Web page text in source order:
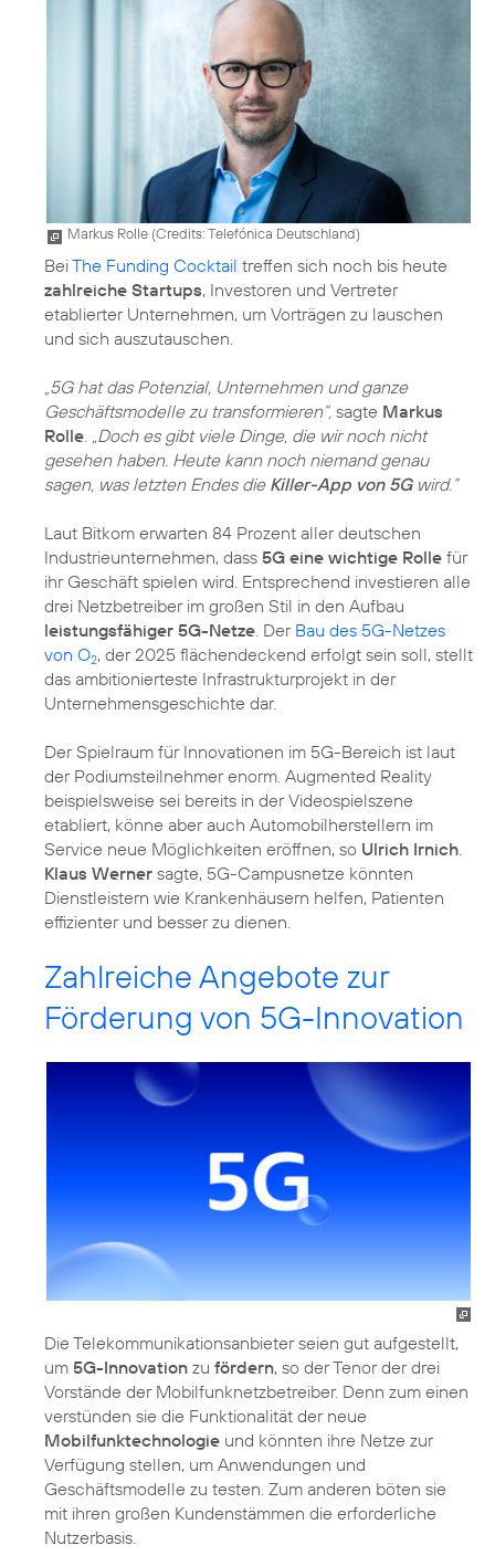
Markus Rolle (Credits: Telefónica Deutschland)
BeiThe Funding Cocktail treffen sich noch bis heute
zahlreiche Startups, Investoren und Vertreter
etablierter Unternehmen, um Vorträgen zu lauschen
und sich auszutauschen.
„5G hat das Potenzial, Unternehmen und ganze
Geschäftsmodelle zu transformieren“, sagte Markus
Rolle
„Doch es gibt viele Dinge, die wir noch nicht
gesehen haben. Heute kann noch niemand genau
sagen, was letzten Endes die Killer-App von 5Gwird.“
Laut Bitkom erwarten 84 Prozent aller deutschen
Industrieunternehmen, dass 5G eine wichtige Rolle für
ihr Geschäft spielen wird. Entsprechend investieren alle
drei Netzbetreiber im großen Stil in den Aufbau
leistungsfähiger 5G-Netze . Der Bau des 5G-Netzes
von O2, der 2025 flächendeckend erfolgt sein soll, stellt
das ambitionierteste Infrastrukturprojekt in der
Unternehmensgeschichte dar.
Der Spielraum für Innovationen im 5G-Bereich ist laut
der Podiumsteilnehmer enorm. Augmented Reality
beispielsweise sei bereits in der Videospielszene
etabliert, könne aber auch Automobilherstellern im
Service neue Möglichkeiten eröffnen, so Ulrich Irnich
Klaus Werner sagte, 5G-Campusnetze könnten
Dienstleistern wie Krankenhäusern helfen, Patienten
effizienter und besser zu dienen.
Zahlreiche Angebote zur
Förderung von 5G-Innovation
Die Telekommunikationsanbieter seien gut aufgestellt,
um 5G-Innovation zu fördern, so der Tenor der drei
Vorstände der Mobilfunknetzbetreiber. Denn zum einen
verstünden sie die Funktionalität der neue
Mobilfunktechnologie und könnten ihre Netze zur
Verfügung stellen, um Anwendungen und
Geschäftsmodelle zu testen. Zum anderen böten sie
mit ihren großen Kundenstämmen die erforderliche
Nutzerbasis.